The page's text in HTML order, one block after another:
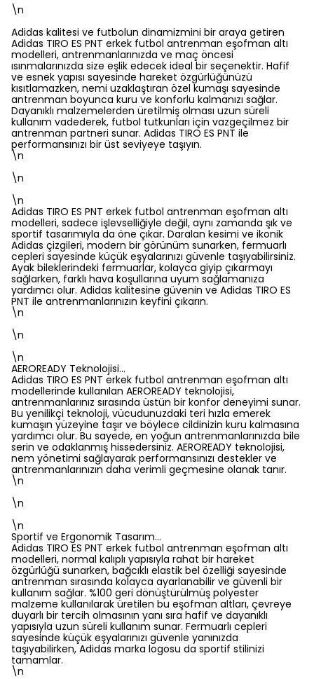
\n
Adidas kalitesi ve futbolun dinamizmini bir araya getiren
Adidas TIRO ES PNT erkek futbol antrenman eşofman altı
modelleri, antrenmanlarınızda ve maç öncesi
ısınmalarınızda size eşlik edecek ideal bir seçenektir. Hafif
ve esnek yapısı sayesinde hareket özgürlüğünüzü
kısıtlamazken, nemi uzaklaştıran özel kumaşı sayesinde
antrenman boyunca kuru ve konforlu kalmanızı sağlar.
Dayanıklı malzemelerden üretilmiş olması uzun süreli
kullanım vadederek, futbol tutkunları için vazgeçilmez bir
antrenman partneri sunar. Adidas TIRO ES PNT ile
performansınızı bir üst seviyeye taşıyın.
\n
\n
\n
Adidas TIRO ES PNT erkek futbol antrenman eşofman altı
modelleri, sadece işlevselliğiyle değil, aynı zamanda şık ve
sportif tasarımıyla da öne çıkar. Daralan kesimi ve ikonik
Adidas çizgileri, modern bir görünüm sunarken, fermuarlı
cepleri sayesinde küçük eşyalarınızı güvenle taşıyabilirsiniz.
Ayak bileklerindeki fermuarlar, kolayca giyip çıkarmayı
sağlarken, farklı hava koşullarına uyum sağlamanıza
yardımcı olur. Adidas kalitesine güvenin ve Adidas TIRO ES
PNT ile antrenmanlarınızın keyfini çıkarın.
\n
\n
\n
AEROREADY Teknolojisi…
Adidas TIRO ES PNT erkek futbol antrenman eşofman altı
modellerinde kullanılan AEROREADY teknolojisi,
antrenmanlarınız sırasında üstün bir konfor deneyimi sunar.
Bu yenilikçi teknoloji, vücudunuzdaki teri hızla emerek
kumaşın yüzeyine taşır ve böylece cildinizin kuru kalmasına
yardımcı olur. Bu sayede, en yoğun antrenmanlarınızda bile
serin ve odaklanmış hissedersiniz. AEROREADY teknolojisi,
nem yönetimi sağlayarak performansınızı destekler ve
antrenmanlarınızın daha verimli geçmesine olanak tanır.
\n
\n
\n
Sportif ve Ergonomik Tasarım…
Adidas TIRO ES PNT erkek futbol antrenman eşofman altı
modelleri, normal kalıplı yapısıyla rahat bir hareket
özgürlüğü sunarken, bağcıklı elastik bel özelliği sayesinde
antrenman sırasında kolayca ayarlanabilir ve güvenli bir
kullanım sağlar. %100 geri dönüştürülmüş polyester
malzeme kullanılarak üretilen bu eşofman altları, çevreye
duyarlı bir tercih olmasının yanı sıra hafif ve dayanıklı
yapısıyla uzun süreli kullanım sunar. Fermuarlı cepleri
sayesinde küçük eşyalarınızı güvenle yanınızda
taşıyabilirken, Adidas marka logosu da sportif stilinizi
tamamlar.
\n